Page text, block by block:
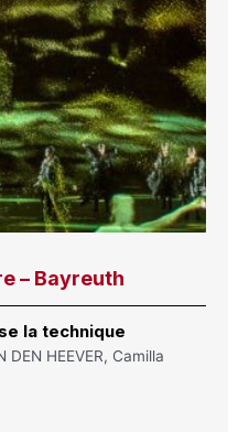
– Bayreuth
la technique
DEN HEEVER, Camilla